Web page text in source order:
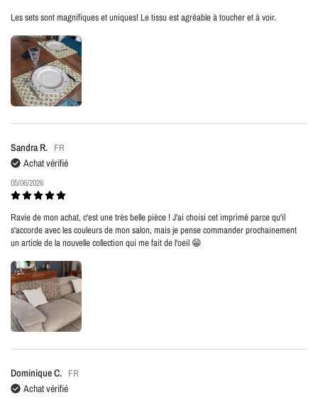
Les sets sont magnifiques et uniques! Le tissu est agréable à toucher et à voir.
Sandra R. FR
Achat vérifié
05/06/2026
Ravie de mon achat, c'est une très belle pièce ! J'ai choisi cet imprimé parce qu'il
s'accorde avec les couleurs de mon salon, mais je pense commander prochainement
un article de la nouvelle collection qui me fait de l'oeil 😁
Dominique C. FR
Achat vérifié